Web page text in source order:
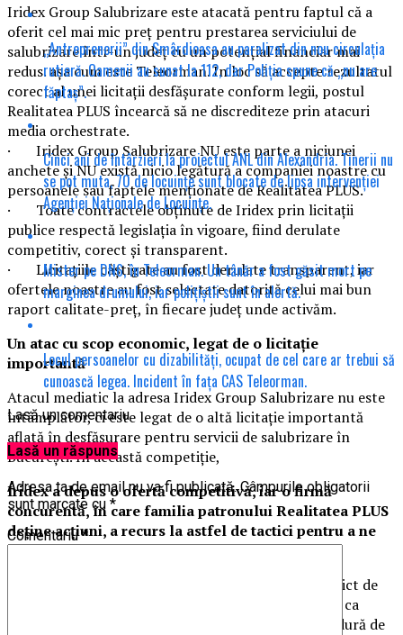
Iridex Group Salubrizare este atacată pentru faptul că a
oferit cel mai mic preț pentru prestarea serviciului de
salubrizare într-un județ cu un potențial financiar mai
redus. așa cum este Teleorman. În loc să accepte rezultatul
corect al unei licitații desfășurate conform legii, postul
Realitatea PLUS încearcă să ne discrediteze prin atacuri
media orchestrate.
· Iridex Group Salubrizare NU este parte a niciunei
anchete și NU există nicio legătură a companiei noastre cu
persoanele sau faptele menționate de Realitatea PLUS.
· Toate contractele obținute de Iridex prin licitații
publice respectă legislația în vigoare, fiind derulate
competitiv, corect și transparent.
· Licitațiile câștigate au fost derulate transparent, iar
ofertele noastre au fost selectate datorită celui mai bun
raport calitate-preț, în fiecare județ unde activăm.
Un atac cu scop economic, legat de o licitație
importantă
Atacul mediatic la adresa Iridex Group Salubrizare nu este
întâmplător, ci este legat de o altă licitație importantă
aflată în desfășurare pentru servicii de salubrizare în
București. În această competiție,
Iridex a depus o ofertă competitivă, iar o firmă
concurentă, în care familia patronului Realitatea PLUS
deține acțiuni, a recurs la astfel de tactici pentru a ne
discredita.
Considerăm că acest lucru reflectă un evident conflict de
interese, în care un post de televiziune este utilizat ca
instrument de presiune pentru a influența o procedură de
„Antreprenorii” din Smârdioasa au paralizat din nou circulația
rutieră. Oamenii au sunat la 112, dar Poliția spune că „nu are
făptaș”.
Cinci ani de întârzieri la proiectul ANL din Alexandria. Tinerii nu
se pot muta, 70 de locuințe sunt blocate de lipsa intervenției
Agenției Naționale de Locuințe.
Mister pe DN6, în Teleorman. Un tânăr a fost găsit mort pe
marginea drumului, iar polițiștii sunt în alertă.
Locul persoanelor cu dizabilități, ocupat de cel care ar trebui să
cunoască legea. Incident în fața CAS Teleorman.
Lasă un comentariu
Lasă un răspuns
Adresa ta de email nu va fi publicată. Câmpurile obligatorii
sunt marcate cu *
Comentariu*